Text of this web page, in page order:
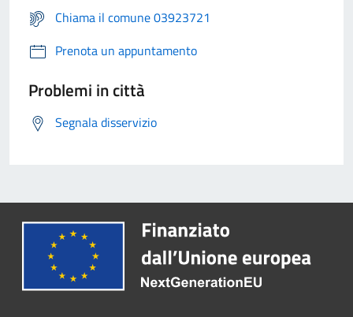
Chiama il comune 03923721
Prenota un appuntamento
Problemi in città
Segnala disservizio